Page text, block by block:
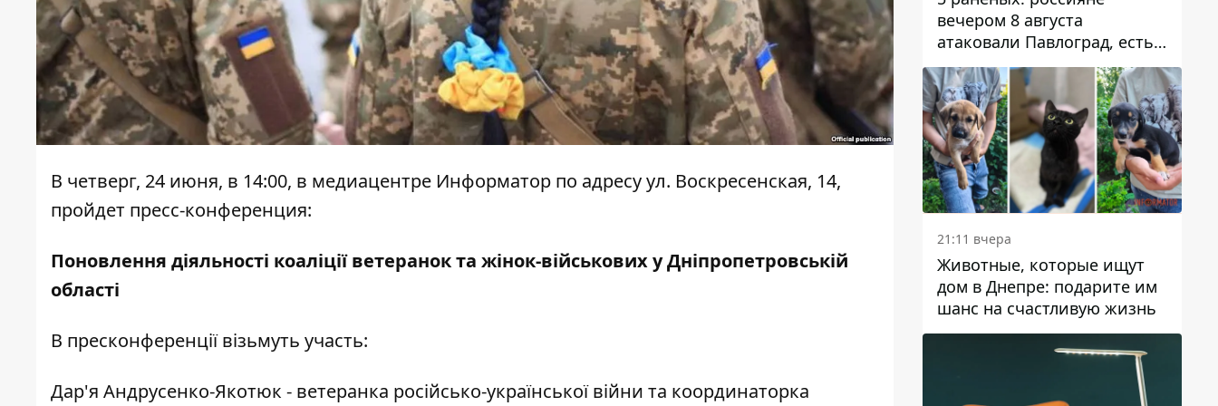
В четверг, 24 июня, в 14:00, в медиацентре Информатор по адресу ул. Воскресенская, 14,
пройдет пресс-конференция:
Поновлення діяльності коаліції ветеранок та жінок-військових у Дніпропетровській
області
В пресконференції візьмуть участь:
Дар'я Андрусенко-Якотюк - ветеранка російсько-української війни та координаторка
вечером 8 августа
атаковали Павлоград, есть
возгорание
21:11 вчера
Животные, которые ищут
дом в Днепре: подарите им
шанс на счастливую жизнь